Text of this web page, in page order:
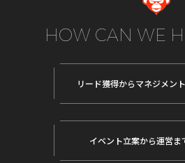
HOW CAN WE
リード獲得からマネジメン
イベント立案から運営ま